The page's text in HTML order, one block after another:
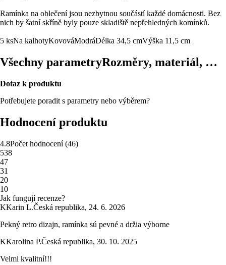
Ramínka na oblečení jsou nezbytnou součástí každé domácnosti. Bez
nich by šatní skříně byly pouze skladiště nepřehledných komínků.
5 ksNa kalhotyKovováModráDélka 34,5 cmVýška 11,5 cm
Všechny parametryRozměry, materiál, …
Dotaz k produktu
Potřebujete poradit s parametry nebo výběrem?
Hodnocení produktu
4.8Počet hodnocení(46)
538
47
31
20
10
Jak fungují recenze?
KKarin L.Česká republika, 24. 6. 2026
Pekný retro dizajn, ramínka sú pevné a držia výborne
KKarolina P.Česká republika, 30. 10. 2025
Velmi kvalitní!!!